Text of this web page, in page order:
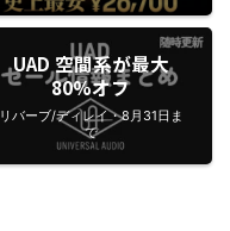
UAD 空間系が最大
80%オフ
リバーブ/ディレイ・8月31日ま
で